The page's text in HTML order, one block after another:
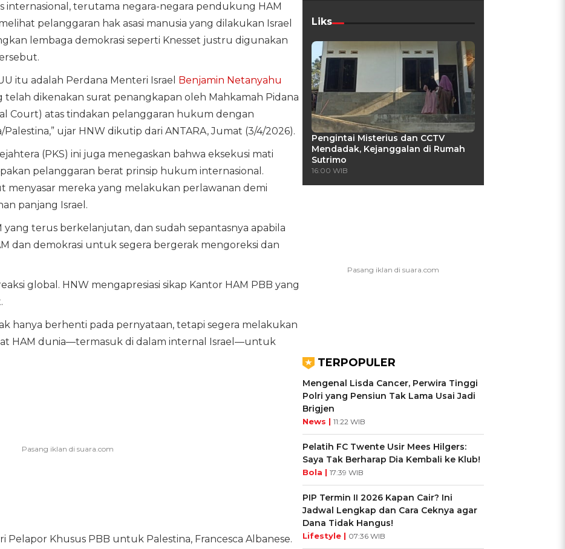
internasional, terutama negara-negara pendukung HAM
pelanggaran hak asasi manusia yang dilakukan Israel
lembaga demokrasi seperti Knesset justru digunakan
itu adalah Perdana Menteri Israel Benjamin Netanyahu
telah dikenakan surat penangkapan oleh Mahkamah Pidana
Court) atas tindakan pelanggaran hukum dengan
ujar HNW dikutip dari ANTARA, Jumat (3/4/2026).
(PKS) ini juga menegaskan bahwa eksekusi mati
pelanggaran berat prinsip hukum internasional.
mereka yang melakukan perlawanan demi
panjang Israel.
yang terus berkelanjutan, dan sudah sepantasnya apabila
dan demokrasi untuk segera bergerak mengoreksi dan
global. HNW mengapresiasi sikap Kantor HAM PBB yang
hanya berhenti pada pernyataan, tetapi segera melakukan
HAM dunia—termasuk di dalam internal Israel—untuk
Khusus PBB untuk Palestina, Francesca Albanese.
Liks
Pengintai Misterius dan CCTV
Mendadak, Kejanggalan di Rumah
Sutrimo
16:00 WIB
TERPOPULER
Mengenal Lisda Cancer, Perwira Tinggi
Polri yang Pensiun Tak Lama Usai Jadi
Brigjen
News | 11:22 WIB
Pelatih FC Twente Usir Mees Hilgers:
Saya Tak Berharap Dia Kembali ke Klub!
Bola | 17:39 WIB
PIP Termin II 2026 Kapan Cair? Ini
Jadwal Lengkap dan Cara Ceknya agar
Dana Tidak Hangus!
Lifestyle | 07:36 WIB